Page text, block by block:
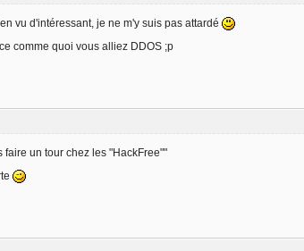
vu d'intéressant, je ne m'y suis pas attardé
comme quoi vous alliez DDOS ;p
un tour chez les "HackFree""